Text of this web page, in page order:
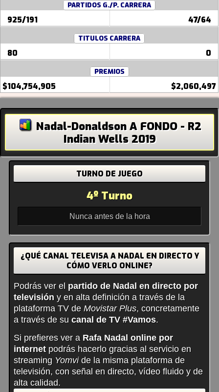
PARTIDOS G./P. CARRERA
925/191 47/64
TITULOS CARRERA
80 0
PREMIOS
$104,754,905 $2,060,497
Nadal-Donaldson A FONDO - R2
Indian Wells 2019
TURNO DE JUEGO
4º Turno
Nunca antes de la hora
¿QUÉ CANAL TELEVISA A NADAL EN DIRECTO Y
CÓMO VERLO ONLINE?
Podrás ver el partido de Nadal en directo por
televisióny en alta definición a través de la
plataforma TV de Movistar Plus, concretamente
a través de su canal de TV #Vamos.
Si prefieres ver a Rafa Nadal online por
internetpodrás hacerlo gracias al servicio en
streaming Yomvide la misma plataforma de
televisión, con señal en directo, vídeo fluido y de
alta calidad.